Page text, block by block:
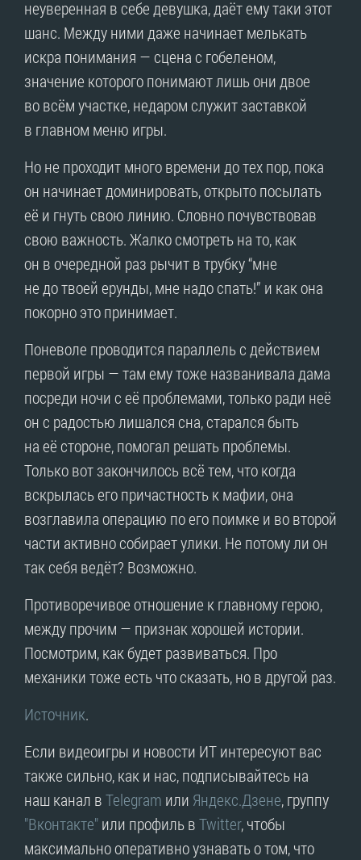
неуверенная в себе девушка, даёт ему таки этот
шанс. Между ними даже начинает мелькать
искра понимания — сцена с гобеленом,
значение которого понимают лишь они двое
во всём участке, недаром служит заставкой
в главном меню игры.
Но не проходит много времени до тех пор, пока
он начинает доминировать, открыто посылать
её и гнуть свою линию. Словно почувствовав
свою важность. Жалко смотреть на то, как
он в очередной раз рычит в трубку “мне
не до твоей ерунды, мне надо спать!” и как она
покорно это принимает.
Поневоле проводится параллель с действием
первой игры — там ему тоже названивала дама
посреди ночи с её проблемами, только ради неё
он с радостью лишался сна, старался быть
на её стороне, помогал решать проблемы.
Только вот закончилось всё тем, что когда
вскрылась его причастность к мафии, она
возглавила операцию по его поимке и во второй
части активно собирает улики. Не потому ли он
так себя ведёт? Возможно.
Противоречивое отношение к главному герою,
между прочим — признак хорошей истории.
Посмотрим, как будет развиваться. Про
механики тоже есть что сказать, но в другой раз.
Источник.
Если видеоигры и новости ИТ интересуют вас
также сильно, как и нас, подписывайтесь на
наш канал вTelegram или Яндекс.Дзене, группу
"Вконтакте"или профиль вTwitter, чтобы
максимально оперативно узнавать о том, что